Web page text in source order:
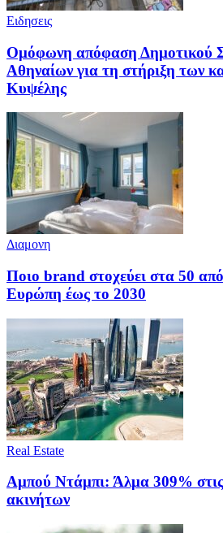
Ειδησεις
Ομόφωνη απόφαση Δημοτικού
Αθηναίων για τη στήριξη των
Κυψέλης
Διαμονη
Ποιο brand στοχεύει στα 50
Ευρώπη έως το 2030
Real Estate
Αμπού Ντάμπι: Άλμα 309% στις
ακινήτων